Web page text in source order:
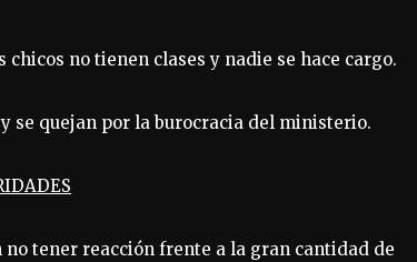
no tienen clases y nadie se hace cargo.
se quejan por la burocracia del ministerio.
tener reacción frente a la gran cantidad de